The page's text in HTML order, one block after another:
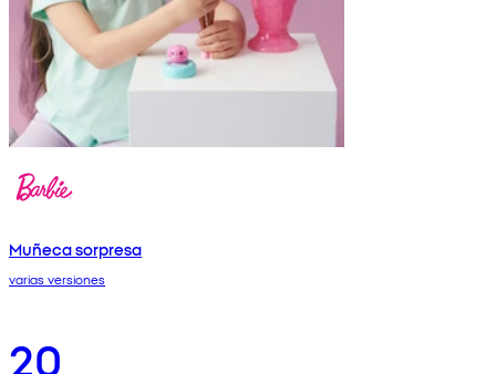
Muñeca sorpresa
varias versiones
20